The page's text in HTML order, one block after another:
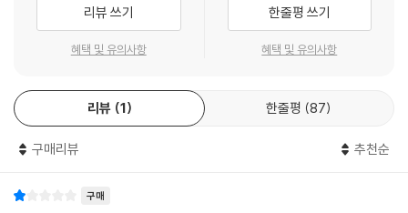
Stone Music Entertainment
리뷰 쓰기
혜택 및 유의사항
한줄평 쓰기
혜택 및 유의사항
리뷰 1 한줄평 87
구매리뷰 추천순
구매